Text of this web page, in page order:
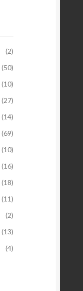
(2)
(50)
(10)
(27)
(14)
(69)
(10)
(16)
(18)
(11)
(2)
(13)
(4)